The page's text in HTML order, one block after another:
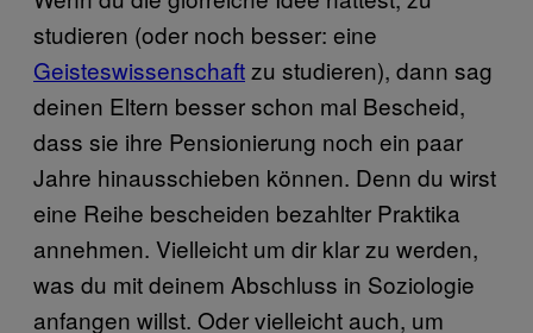
studieren (oder noch besser: eine
Geisteswissenschaftzu studieren), dann sag
deinen Eltern besser schon mal Bescheid,
dass sie ihre Pensionierung noch ein paar
Jahre hinausschieben können. Denn du wirst
eine Reihe bescheiden bezahlter Praktika
annehmen. Vielleicht um dir klar zu werden,
was du mit deinem Abschluss in Soziologie
anfangen willst. Oder vielleicht auch, um